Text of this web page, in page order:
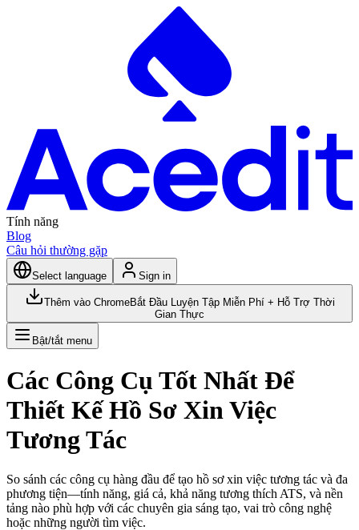
Tính năng
Blog
Câu hỏi thường gặp
Select language Sign in
Thêm vào ChromeBắt Đầu Luyện Tập Miễn Phí + Hỗ Trợ Thời
Gian Thực
Bật/tắt menu
Các Công Cụ Tốt Nhất Để
Thiết Kế Hồ Sơ Xin Việc
Tương Tác
So sánh các công cụ hàng đầu để tạo hồ sơ xin việc tương tác và đa
phương tiện—tính năng, giá cả, khả năng tương thích ATS, và nền
tảng nào phù hợp với các chuyên gia sáng tạo, vai trò công nghệ
hoặc những người tìm việc.